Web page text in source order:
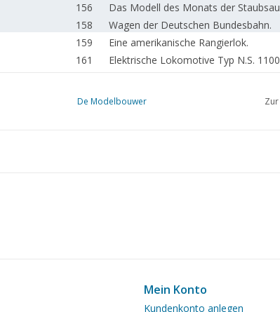
156
Das Modell des Monats der
158
Wagen der Deutschen Bundesbahn.
159
Eine amerikanische Rangierlok.
161
Elektrische Lokomotive Typ N.S. 1100
165
15 ccm. Benzinmotor (Zeichnung)
De Modelbouwer
Mein Konto
Kundenkonto anlegen